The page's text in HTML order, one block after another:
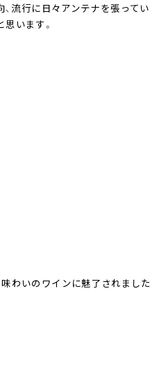
流行に日々アンテナを張って
います。
わいのワインに魅了されまし